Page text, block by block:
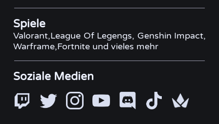
Spiele
Valorant,League Of Legengs, Genshin Impact,
Warframe,Fortnite und vieles mehr
Soziale Medien